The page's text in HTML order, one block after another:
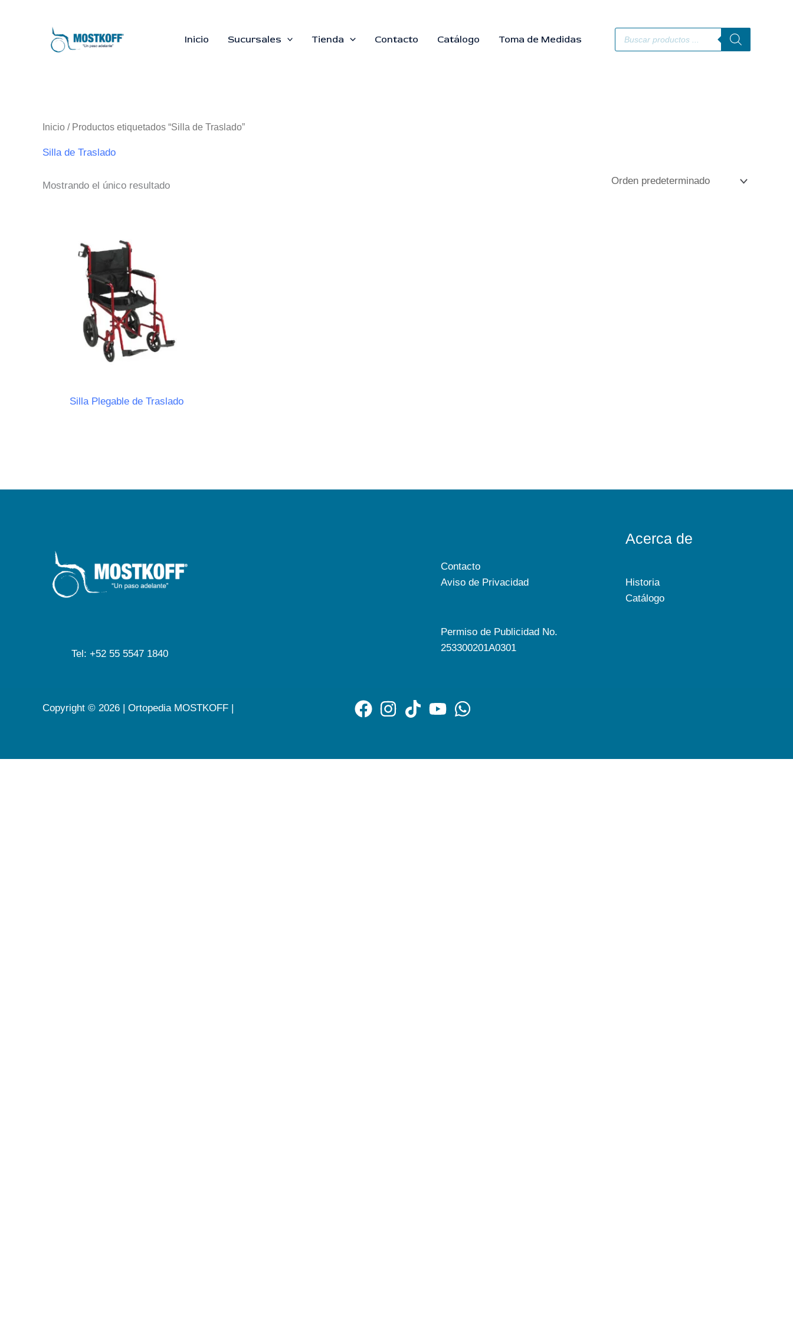
Inicio Sucursales Tienda Contacto Catálogo Toma de Medidas
Búsqueda
Inicio / Productos etiquetados “Silla de Traslado”
Silla de Traslado
Mostrando el único resultado
Silla Plegable de Traslado
Tel: +52 55 5547 1840
Contacto
Aviso de Privacidad
Permiso de Publicidad No.
253300201A0301
Acerca de
Historia
Catálogo
Copyright © 2026 | Ortopedia MOSTKOFF |